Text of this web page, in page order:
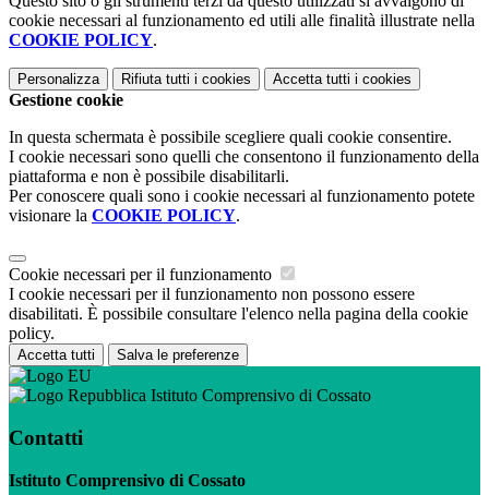
cookie necessari al funzionamento ed utili alle finalità illustrate nella
COOKIE POLICY.
Personalizza Rifiuta tutti i cookies Accetta tutti i cookies
Gestione cookie
In questa schermata è possibile scegliere quali cookie consentire.
I cookie necessari sono quelli che consentono il funzionamento della
piattaforma e non è possibile disabilitarli.
Per conoscere quali sono i cookie necessari al funzionamento potete
visionare la COOKIE POLICY.
Cookie necessari per il funzionamento
I cookie necessari per il funzionamento non possono essere
disabilitati. È possibile consultare l'elenco nella pagina della cookie
policy.
Accetta tutti Salva le preferenze
Istituto Comprensivo di Cossato
Contatti
Istituto Comprensivo di Cossato